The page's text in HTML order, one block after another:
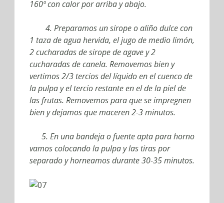
160º con calor por arriba y abajo.
4. Preparamos un sirope o aliño dulce con
1 taza de agua hervida, el jugo de medio limón,
2 cucharadas de sirope de agave y 2
cucharadas de canela. Removemos bien y
vertimos 2/3 tercios del líquido en el cuenco de
la pulpa y el tercio restante en el de la piel de
las frutas. Removemos para que se impregnen
bien y dejamos que maceren 2-3 minutos.
5. En una bandeja o fuente apta para horno
vamos colocando la pulpa y las tiras por
separado y horneamos durante 30-35 minutos.